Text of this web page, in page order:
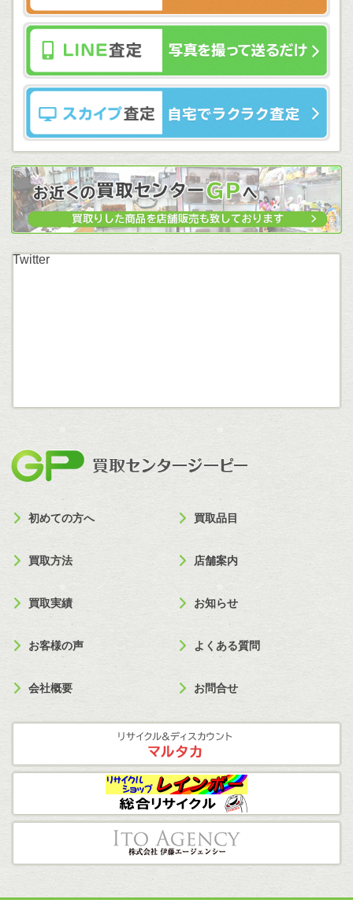
Twitter
初めての方へ 買取品目
買取方法 店舗案内
買取実績 お知らせ
お客様の声 よくある質問
会社概要 お問合せ